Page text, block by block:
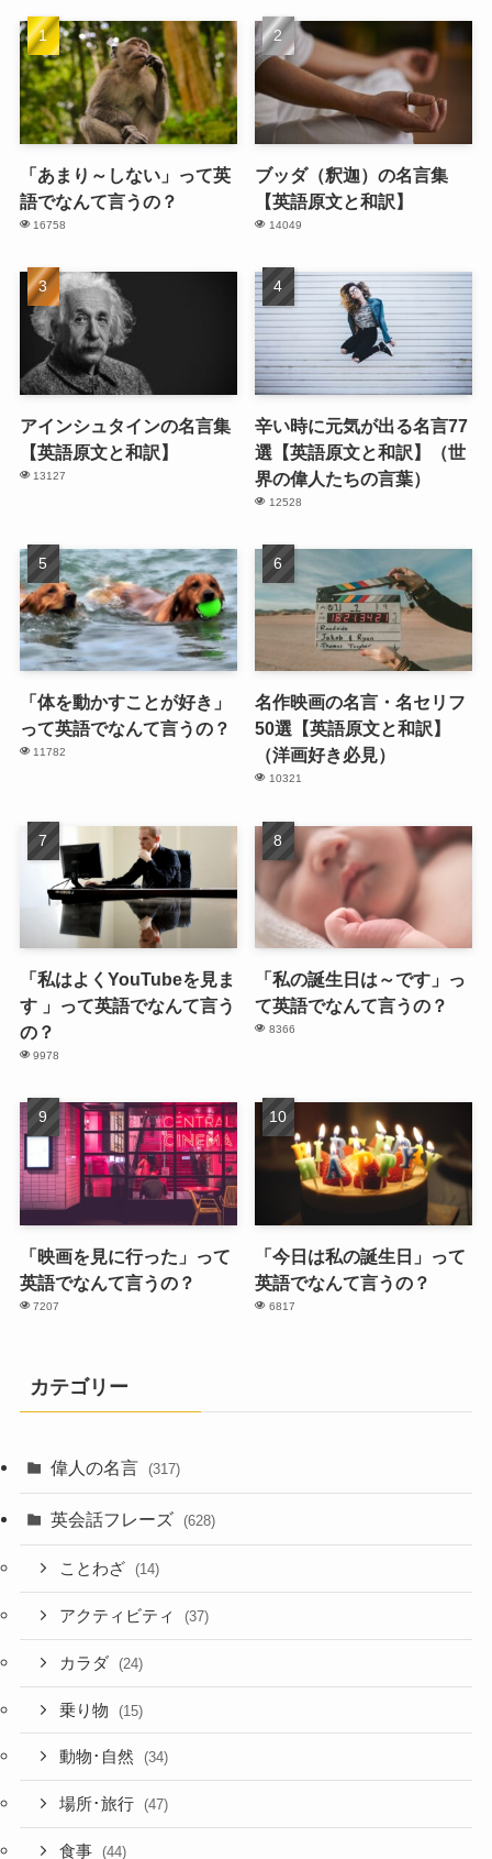
「あまり～しない」って英
語でなんて言うの？
16758
ブッダ（釈迦）の名言集
【英語原文と和訳】
14049
アインシュタインの名言集
【英語原文と和訳】
13127
辛い時に元気が出る名言77
選【英語原文と和訳】（世
界の偉人たちの言葉）
12528
「体を動かすことが好き」
って英語でなんて言うの？
11782
名作映画の名言・名セリフ
50選【英語原文と和訳】
（洋画好き必見）
10321
「私はよくYouTubeを見ま
す 」って英語でなんて言う
の？
9978
「私の誕生日は～です」っ
て英語でなんて言うの？
8366
「映画を見に行った」って
英語でなんて言うの？
7207
「今日は私の誕生日」って
英語でなんて言うの？
6817
カテゴリー
偉人の名言 (317)
英会話フレーズ (628)
ことわざ (14)
アクティビティ (37)
カラダ (24)
乗り物 (15)
動物･自然 (34)
場所･旅行 (47)
食事 (44)